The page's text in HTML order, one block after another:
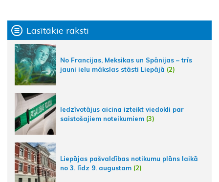
Lasītākie raksti
No Francijas, Meksikas un Spānijas – trīs
jauni ielu mākslas stāsti Liepājā (2)
Iedzīvotājus aicina izteikt viedokli par
saistošajiem noteikumiem (3)
Liepājas pašvaldības notikumu plāns laikā
no 3. līdz 9. augustam (2)